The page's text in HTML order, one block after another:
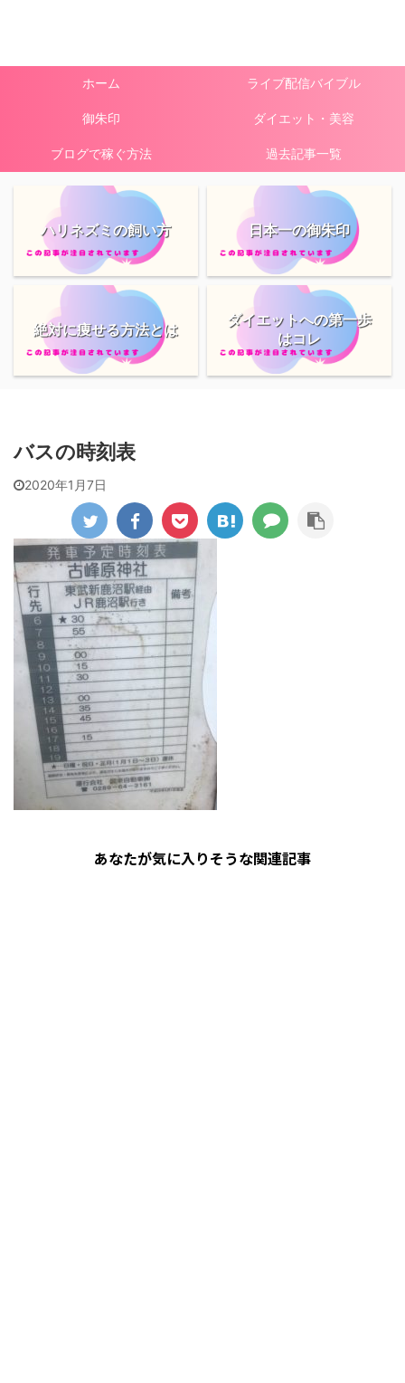
ホーム ライブ配信バイブル
御朱印 ダイエット・美容
ブログで稼ぐ方法 過去記事一覧
ハリネズミの飼い方 日本一の御朱印
絶対に痩せる方法とは
ダイエットへの第一歩
はコレ
バスの時刻表
2020年1月7日
あなたが気に入りそうな関連記事